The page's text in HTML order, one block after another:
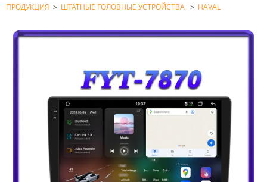
ПРОДУКЦИЯ > ШТАТНЫЕ ГОЛОВНЫЕ УСТРОЙСТВА > HAVAL